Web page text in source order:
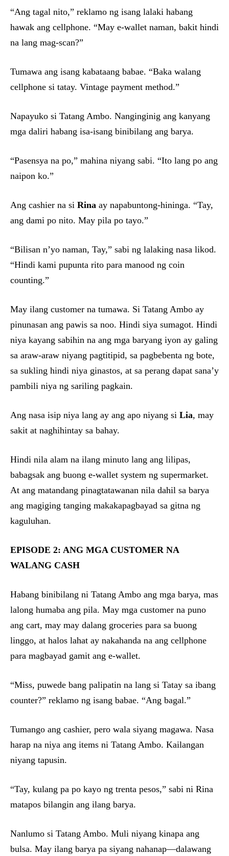
“Ang tagal nito,” reklamo ng isang lalaki habang
hawak ang cellphone. “May e-wallet naman, bakit hindi
na lang mag-scan?”
Tumawa ang isang kabataang babae. “Baka walang
cellphone si tatay. Vintage payment method.”
Napayuko si Tatang Ambo. Nanginginig ang kanyang
mga daliri habang isa-isang binibilang ang barya.
“Pasensya na po,” mahina niyang sabi. “Ito lang po ang
naipon ko.”
Ang cashier na si Rina ay napabuntong-hininga. “Tay,
ang dami po nito. May pila po tayo.”
“Bilisan n’yo naman, Tay,” sabi ng lalaking nasa likod.
“Hindi kami pupunta rito para manood ng coin
counting.”
May ilang customer na tumawa. Si Tatang Ambo ay
pinunasan ang pawis sa noo. Hindi siya sumagot. Hindi
niya kayang sabihin na ang mga baryang iyon ay galing
sa araw-araw niyang pagtitipid, sa pagbebenta ng bote,
sa sukling hindi niya ginastos, at sa perang dapat sana’y
pambili niya ng sariling pagkain.
Ang nasa isip niya lang ay ang apo niyang si Lia, may
sakit at naghihintay sa bahay.
Hindi nila alam na ilang minuto lang ang lilipas,
babagsak ang buong e-wallet system ng supermarket.
At ang matandang pinagtatawanan nila dahil sa barya
ang magiging tanging makakapagbayad sa gitna ng
kaguluhan.
EPISODE 2: ANG MGA CUSTOMER NA
WALANG CASH
Habang binibilang ni Tatang Ambo ang mga barya, mas
lalong humaba ang pila. May mga customer na puno
ang cart, may may dalang groceries para sa buong
linggo, at halos lahat ay nakahanda na ang cellphone
para magbayad gamit ang e-wallet.
“Miss, puwede bang palipatin na lang si Tatay sa ibang
counter?” reklamo ng isang babae. “Ang bagal.”
Tumango ang cashier, pero wala siyang magawa. Nasa
harap na niya ang items ni Tatang Ambo. Kailangan
niyang tapusin.
“Tay, kulang pa po kayo ng trenta pesos,” sabi ni Rina
matapos bilangin ang ilang barya.
Nanlumo si Tatang Ambo. Muli niyang kinapa ang
bulsa. May ilang barya pa siyang nahanap—dalawang